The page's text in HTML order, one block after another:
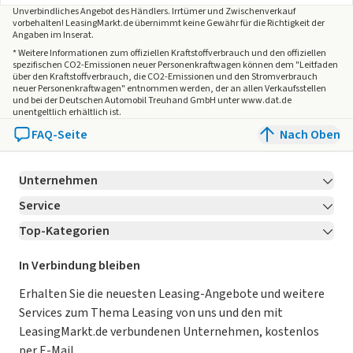
Unverbindliches Angebot desHändlers. Irrtümer und Zwischenverkauf
vorbehalten! LeasingMarkt.de übernimmt keine Gewähr für die Richtigkeit der
Angaben im Inserat.
* Weitere Informationen zum offiziellen Kraftstoffverbrauch und den offiziellen
spezifischen CO2-Emissionen neuer Personenkraftwagen können dem "Leitfaden
über den Kraftstoffverbrauch, die CO2-Emissionen und den Stromverbrauch
neuer Personenkraftwagen" entnommen werden, der an allen Verkaufsstellen
und bei der Deutschen Automobil Treuhand GmbH unter www.dat.de
unentgeltlich erhältlich ist.
FAQ-Seite Nach Oben
Unternehmen
Über LeasingMarkt.de
Karriere Jetzt bewerben!
Für Händler
Kooperation mit AutoScout24
AGB
Service
Kontakt
Ratgeber
Magazin
Datenschutz-Einstellungen
So funktioniert’s
Top-Kategorien
Leasing Deals
Gebrauchtwagen Leasing
Leasing ohne Anzahlung
E-Auto Leasing
In Verbindung bleiben
Erhalten Sie die neuesten Leasing-Angebote und weitere
Services zum Thema Leasing von uns und den mit
LeasingMarkt.de verbundenen Unternehmen, kostenlos